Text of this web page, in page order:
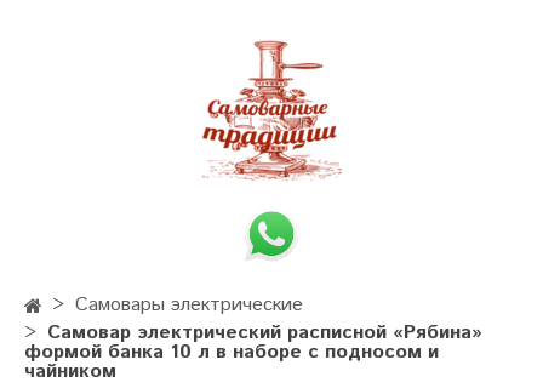
Самовары электрические
Самовар электрический расписной «Рябина»
формой банка 10 л в наборе с подносом и
чайником